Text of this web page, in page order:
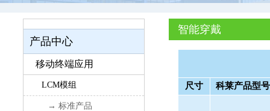
产品中心
移动终端应用
LCM模组
→ 标准产品
智能穿戴
尺寸 科莱产品型号